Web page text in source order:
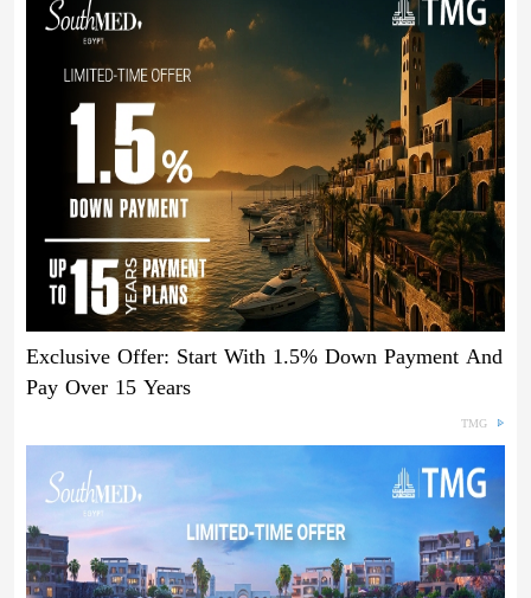
Exclusive Offer: Start With 1.5% Down Payment And
Pay Over 15 Years
TMG